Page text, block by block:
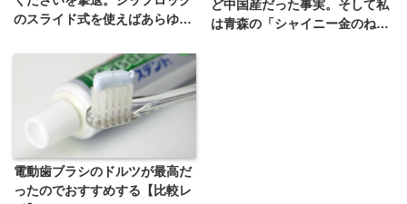
のスライド式を使えばあらゆる
ど中国産だった事実。そして私
は青森の「シャイニー金のねぶ
電動歯ブラシのドルツが最高だ
ったのでおすすめする【比較レ